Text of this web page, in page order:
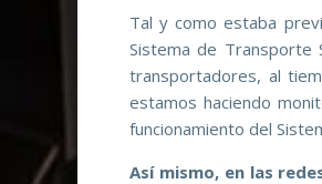
Tal y como estaba
Sistema de Transporte
transportadores, al
estamos haciendo
funcionamiento del
Así mismo, en las